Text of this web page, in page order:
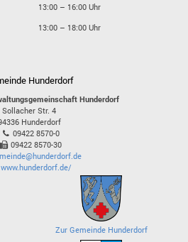
13:00 – 16:00 Uhr
13:00 – 18:00 Uhr
Hunderdorf
Hunderdorf
Sollacher Str. 4
Hunderdorf
09422 8570-0
09422 8570-30
www.hunderdorf.de/
Zur Gemeinde Hunderdorf